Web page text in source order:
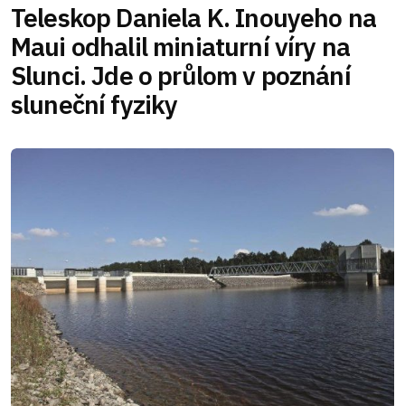
Teleskop Daniela K. Inouyeho na
Maui odhalil miniaturní víry na
Slunci. Jde o průlom v poznání
sluneční fyziky